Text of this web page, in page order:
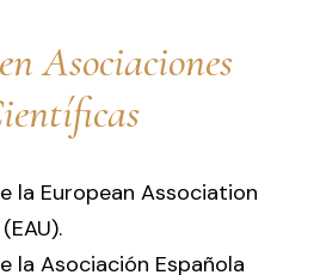
Asociaciones
la European Association
la Asociación Española